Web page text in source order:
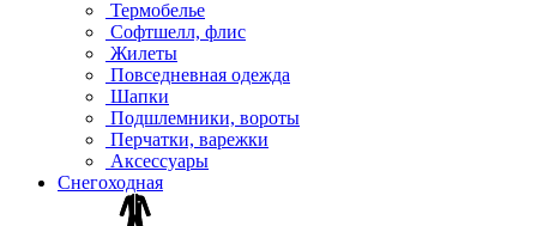
Термобелье
Софтшелл, флис
Жилеты
Повседневная одежда
Шапки
Подшлемники, вороты
Перчатки, варежки
Аксессуары
Снегоходная